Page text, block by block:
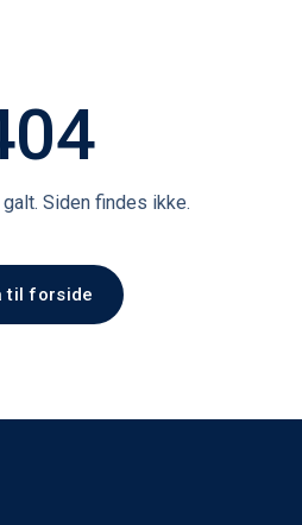
Siden findes ikke.
til forside